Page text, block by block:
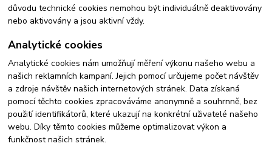
důvodu technické cookies nemohou být individuálně deaktivovány
nebo aktivovány a jsou aktivní vždy.
Analytické cookies
Analytické cookies nám umožňují měření výkonu našeho webu a
našich reklamních kampaní. Jejich pomocí určujeme počet návštěv
a zdroje návštěv našich internetových stránek. Data získaná
pomocí těchto cookies zpracováváme anonymně a souhrnně, bez
použití identifikátorů, které ukazují na konkrétní uživatelé našeho
webu. Díky těmto cookies můžeme optimalizovat výkon a
funkčnost našich stránek.